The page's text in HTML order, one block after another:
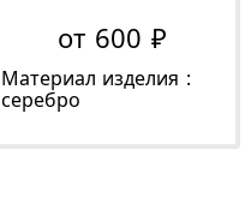
от 600 ₽
Материал изделия :
серебро